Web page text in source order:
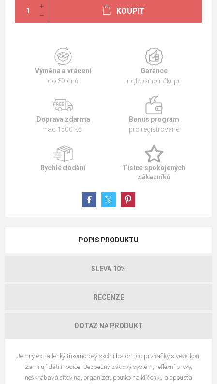
KOUPIT
Výměna a vrácení
do 30 dnů
Garance
nejlepšího nákupu
Doprava zdarma
nad 1500 Kč
Bonus program
pro registrované
Rychlé dodání
Tisíce spokojených
zákazníků
POPIS PRODUKTU
SLEVA 10%
RECENZE
DOTAZ NA PRODUKT
Jemný extra lehký tříkomorový školní batoh pro prvňačky s veverkou.
Zamilují děti i rodiče. Bezpečný zádový systém, reflexní prvky,
neškrábavá síťovina, organizér, poutko na klíčenku a spousta